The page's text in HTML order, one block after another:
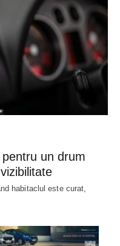
un drum
habitaclul este curat,